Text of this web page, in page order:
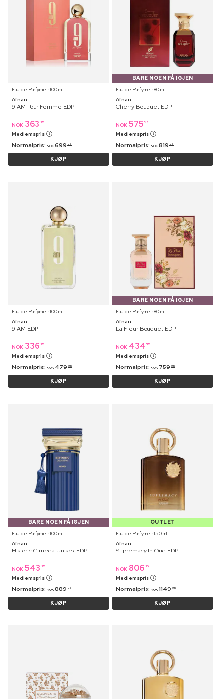
Eau de Parfyme ⋅ 100 ml
Afnan
9 AM Pour Femme EDP
NOK 363 95
Medlemspris
Normalpris: NOK 699 95
KJØP
BARE NOEN FÅ IGJEN
Eau de Parfyme ⋅ 80 ml
Afnan
Cherry Bouquet EDP
NOK 575 95
Medlemspris
Normalpris: NOK 819 95
KJØP
Eau de Parfyme ⋅ 100 ml
Afnan
9 AM EDP
NOK 33695
Medlemspris
Normalpris: NOK 479 95
KJØP
BARE NOEN FÅ IGJEN
Eau de Parfyme ⋅ 80 ml
Afnan
La Fleur Bouquet EDP
NOK 434 95
Medlemspris
Normalpris: NOK 759 95
KJØP
BARE NOEN FÅ IGJEN
Eau de Parfyme ⋅ 100 ml
Afnan
Historic Olmeda Unisex EDP
NOK 543 95
Medlemspris
Normalpris: NOK 889 95
KJØP
OUTLET
Eau de Parfyme ⋅ 150 ml
Afnan
Supremacy In Oud EDP
NOK 80695
Medlemspris
Normalpris: NOK 1149 95
KJØP